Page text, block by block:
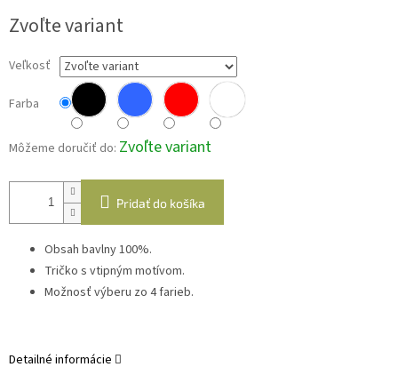
cena:
Zvoľte variant
Veľkosť
Farba
Môžeme doručiť do: Zvoľte variant
Pridať do košíka
Obsah bavlny 100%.
Tričko s vtipným motívom.
Možnosť výberu zo 4 farieb.
Detailné informácie